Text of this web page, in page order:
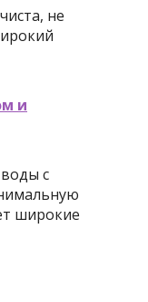
не
и
с
широкие